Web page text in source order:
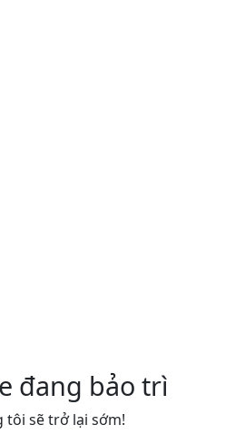
đang bảo trì
tôi sẽ trở lại sớm!